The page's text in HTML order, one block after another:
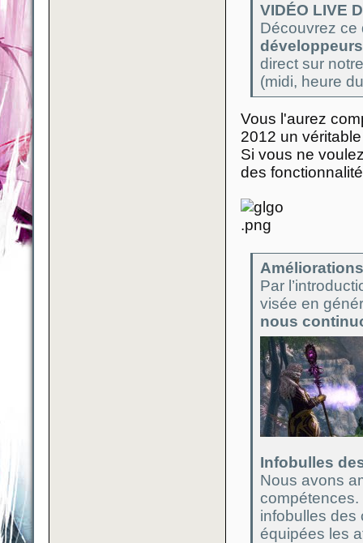
VIDÉO LIVE
Découvrez ce
direct sur
(midi, heure
Vous l'aurez
2012 un
Si vous ne
des
Par
visée en
nous
Infobulles
Nous avons
infobulles des
équipées les